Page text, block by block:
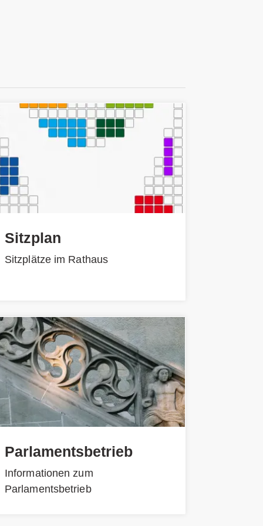
Sitzplan
Sitzplätze im Rathaus
Parlamentsbetrieb
Informationen zum
Parlamentsbetrieb